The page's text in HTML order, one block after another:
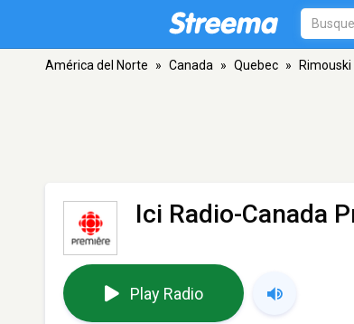
América del Norte » Canada » Quebec » Rimouski
Ici Radio-Canada
Play Radio